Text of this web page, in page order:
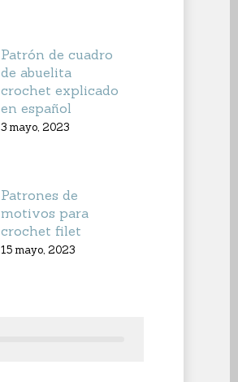
Patrón de cuadro
de abuelita
crochet explicado
en español
3 mayo, 2023
Patrones de
motivos para
crochet filet
15 mayo, 2023